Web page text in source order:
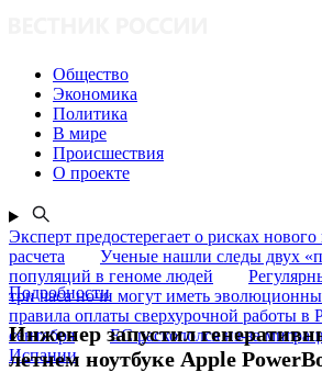
Общество
Экономика
Политика
В мире
Происшествия
О проекте
Эксперт предостерегает о рисках
расчета
Ученые нашли следы двух
популяций в геноме людей
три часа ночи могут иметь
правила оплаты сверхурочной работы в
сентября
ЕС раскололся из-за
Испании
Подробности
Инженер запустил
летнем ноутбуке Apple